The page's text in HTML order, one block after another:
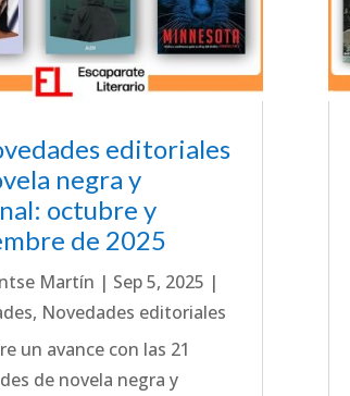
editoriales
negra y
octubre y
de 2025
Martín | Sep 5, 2025 |
, Novedades editoriales
un avance con las 21
de novela negra y